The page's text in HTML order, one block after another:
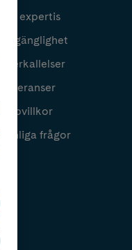
Vår expertis
Tillgänglighet
Återkallelser
Leveranser
Köpvillkor
Vanliga frågor